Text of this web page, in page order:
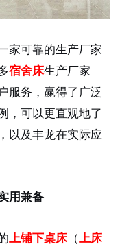
家可靠的生产厂家
宿舍床生产厂家
服务，赢得了广泛
，可以更直观地了
以及丰龙在实际应
用兼备
上铺下桌床（ 上床